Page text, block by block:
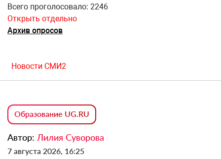
Всего проголосовало: 2246
Открыть отдельно
Архив опросов
Новости СМИ2
Образование UG.RU
Автор: Лилия Суворова
7 августа 2026, 16:25